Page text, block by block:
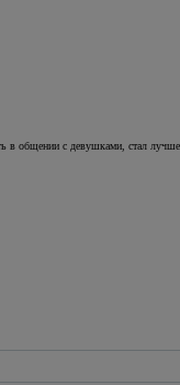
с девушками, стал лучше